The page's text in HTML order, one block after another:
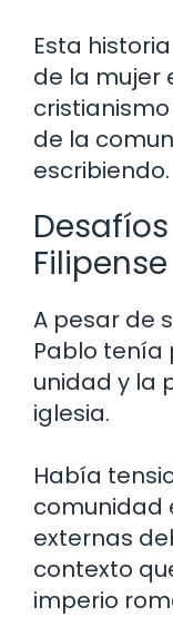
Esta
de la mujer
de la
escribiendo.
Filipense
A pesar de
Pablo tenía
unidad y la
iglesia.
Había
comunidad
externas
contexto
imperio